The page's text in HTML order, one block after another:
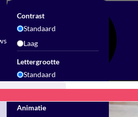
Contrast
Standaard
Laag
Lettergrootte
Standaard
Groot
Animatie
Updates & Inspiratie